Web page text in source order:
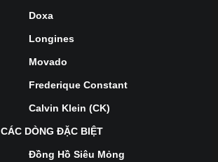
Doxa
Longines
Movado
Frederique Constant
Calvin Klein (CK)
CÁC DÒNG ĐẶC BIỆT
Đồng Hồ Siêu Mỏng